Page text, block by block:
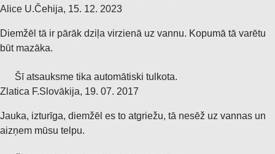
Alice U.Čehija, 15. 12. 2023
Diemžēl tā ir pārāk dziļa virzienā uz vannu. Kopumā tā varētu
būt mazāka.
Šī atsauksme tika automātiski tulkota.
Zlatica F.Slovākija, 19. 07. 2017
Jauka, izturīga, diemžēl es to atgriežu, tā nesēž uz vannas un
aizņem mūsu telpu.